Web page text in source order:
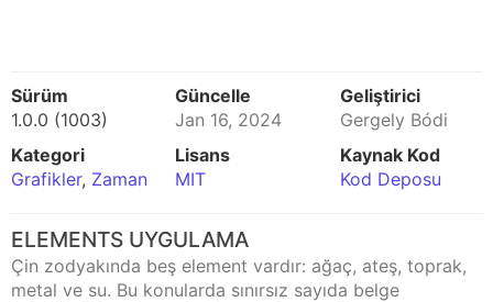
Sürüm
1.0.0 (1003)
Güncelle
Jan 16, 2024
Geliştirici
Gergely Bódi
Kategori
Grafikler, Zaman
Lisans
MIT
Kaynak Kod
Kod Deposu
ELEMENTS UYGULAMA
Çin zodyakında beş element vardır: ağaç, ateş, toprak,
metal ve su. Bu konularda sınırsız sayıda belge